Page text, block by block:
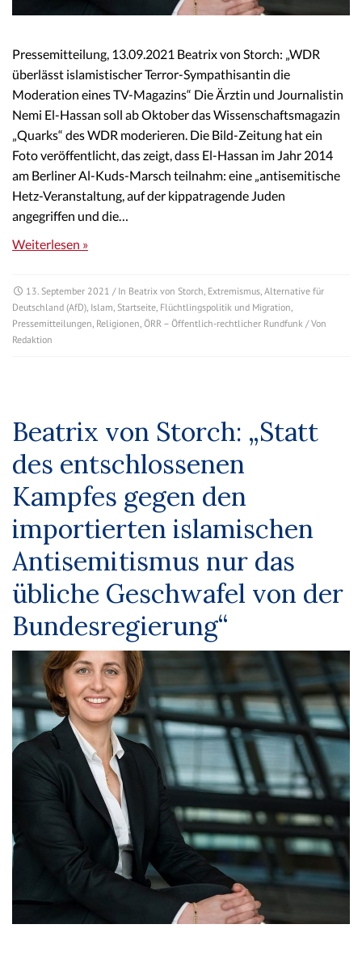
Pressemitteilung, 13.09.2021 Beatrix von Storch: „WDR
überlässt islamistischer Terror-Sympathisantin die
Moderation eines TV-Magazins“ Die Ärztin und Journalistin
Nemi El-Hassan soll ab Oktober das Wissenschaftsmagazin
„Quarks“ des WDR moderieren. Die Bild-Zeitung hat ein
Foto veröffentlicht, das zeigt, dass El-Hassan im Jahr 2014
am Berliner Al-Kuds-Marsch teilnahm: eine „antisemitische
Hetz-Veranstaltung, auf der kippatragende Juden
angegriffen und die…
Weiterlesen »
13. September 2021 / In Beatrix von Storch, Extremismus, Alternative für
Deutschland (AfD), Islam, Startseite, Flüchtlingspolitik und Migration,
Pressemitteilungen, Religionen, ÖRR – Öffentlich-rechtlicher Rundfunk / Von
Redaktion
Beatrix von Storch: „Statt
des entschlossenen
Kampfes gegen den
importierten islamischen
Antisemitismus nur das
übliche Geschwafel von der
Bundesregierung“